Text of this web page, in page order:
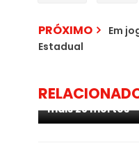
PRÓXIMO
Em
Estadual
o registro oficial
mais 28 mortes